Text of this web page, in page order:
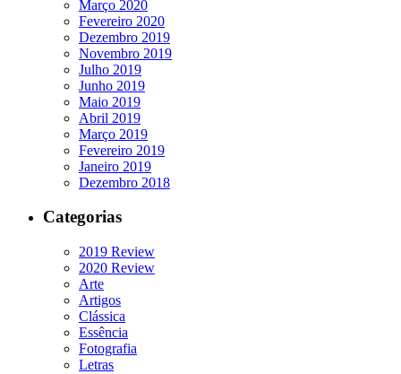
Março 2020
Fevereiro 2020
Dezembro 2019
Novembro 2019
Julho 2019
Junho 2019
Maio 2019
Abril 2019
Março 2019
Fevereiro 2019
Janeiro 2019
Dezembro 2018
Categorias
2019 Review
2020 Review
Arte
Artigos
Clássica
Essência
Fotografia
Letras